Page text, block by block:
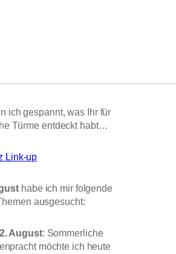
ich gespannt, was Ihr für
Türme entdeckt habt…
Link-up
habe ich mir folgende
ausgesucht:
2. August: Sommerliche
möchte ich heute